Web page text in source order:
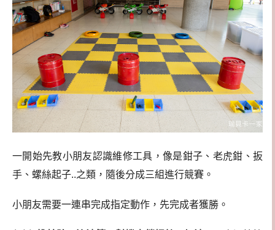
一開始先教小朋友認識維修工具，像是鉗子、老虎鉗、扳
手、螺絲起子..之類，隨後分成三組進行競賽。
小朋友需要一連串完成指定動作，先完成者獲勝。